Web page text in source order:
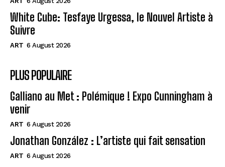
White Cube: Tesfaye Urgessa, le Nouvel Artiste à
Suivre
ART 6 August 2026
PLUS POPULAIRE
Galliano au Met : Polémique ! Expo Cunningham à
venir
ART 6 August 2026
Jonathan González : L’artiste qui fait sensation
ART 6 August 2026